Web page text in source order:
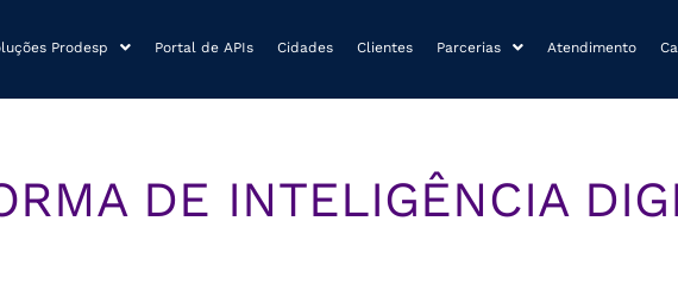
Prodesp Portal de APIs Cidades Clientes Parcerias Atendimento
DE INTELIGÊNCIA